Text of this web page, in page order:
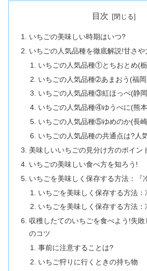
目次
いちごの美味しい時期はいつ?
いちごの人気品種を徹底解説!甘さ
いちごの人気品種①とちおとめ(
いちごの人気品種➁あまおう(福
いちごの人気品種③紅ほっぺ(静
いちごの人気品種④ゆうべに(熊
いちごの人気品種⑤ゆめのか(長
いちごの人気品種の共通点は?人
美味しいいちごの見分け方のポイン
いちごの美味しい食べ方を知ろう!
いちごを美味しく保存する方法：『
いちごを美味しく保存する方法：
いちごを美味しく保存する方法：
収穫したてのいちごを食べよう!失敗
のコツ
事前に注意することは?
いちご狩りに行くときの持ち物